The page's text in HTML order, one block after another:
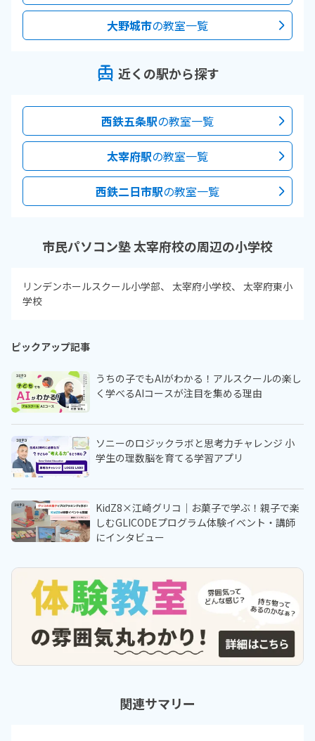
大野城市の教室一覧
近くの駅から探す
西鉄五条駅の教室一覧
太宰府駅の教室一覧
西鉄二日市駅の教室一覧
市民パソコン塾 太宰府校の周辺の小学校
リンデンホールスクール小学部 太宰府小学校
太宰府東小
学校
ピックアップ記事
うちの子でもAIがわかる！アルスクールの楽し
く学べるAIコースが注目を集める理由
ソニーのロジックラボと思考力チャレンジ 小
学生の理数脳を育てる学習アプリ
KidZ8×江崎グリコ｜お菓子で学ぶ！親子で楽
しむGLICODEプログラム体験イベント・講師
にインタビュー
関連サマリー